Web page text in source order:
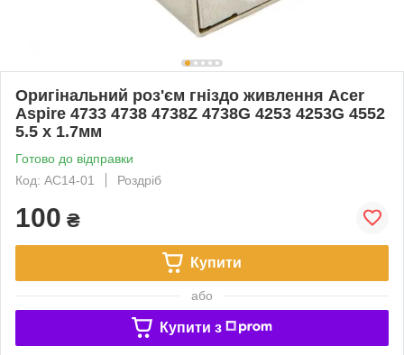
Оригінальний роз'єм гніздо живлення Acer
Aspire 4733 4738 4738Z 4738G 4253 4253G 4552
5.5 x 1.7мм
Готово до відправки
Код: AC14-01
Роздріб
100 ₴
Купити
або
Купити з